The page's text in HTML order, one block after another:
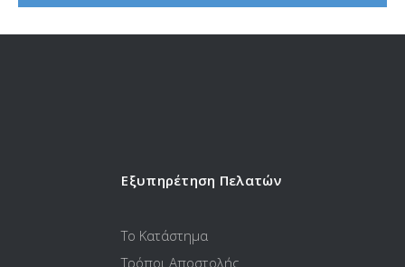
Εξυπηρέτηση Πελατών
Το Κατάστημα
Τρόποι Αποστολής